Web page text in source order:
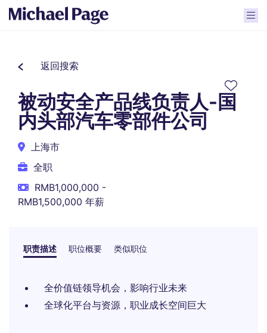
返回搜索
被动安全产品线负责人-国
内头部汽车零部件公司
上海市
全职
RMB1,000,000 -
RMB1,500,000 年薪
职责描述 职位概要 类似职位
全价值链领导机会，影响行业未来
全球化平台与资源，职业成长空间巨大